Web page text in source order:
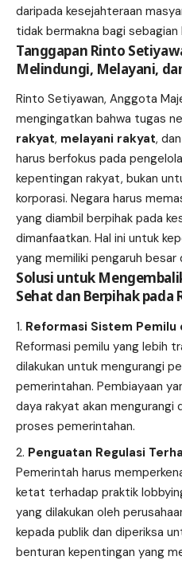
daripada kesejahteraan
tidak bermakna bagi
Tanggapan Rinto
Melindungi, Melayani,
Rinto Setiyawan, Anggota
mengingatkan bahwa tugas
rakyat, melayani rakyat, dan
harus berfokus pada
kepentingan rakyat, bukan
korporasi. Negara harus
yang diambil berpihak pada
dimanfaatkan. Hal ini untuk
yang memiliki pengaruh besar
Solusi untuk
Sehat dan Berpihak pada
Reformasi Sistem Pemilu
Reformasi pemilu yang lebih
dilakukan untuk mengurangi
pemerintahan. Pembiayaan
daya rakyat akan mengurangi
proses pemerintahan.
Penguatan Regulasi
Pemerintah harus
ketat terhadap praktik
yang dilakukan oleh
kepada publik dan diperiksa
benturan kepentingan yang